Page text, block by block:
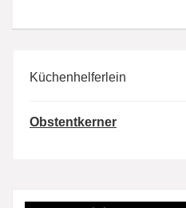
Küchenhelferlein
Obstentkerner